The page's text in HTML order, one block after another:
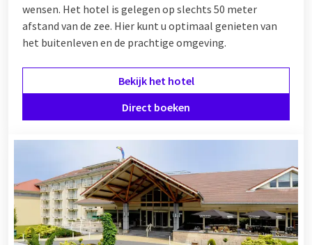
wensen. Het hotel is gelegen op slechts 50 meter
afstand van de zee. Hier kunt u optimaal genieten van
het buitenleven en de prachtige omgeving.
Bekijk het hotel
Direct boeken